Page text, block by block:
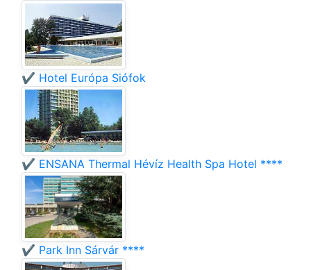
✔️ Hotel Európa Siófok
✔️ ENSANA Thermal Hévíz Health Spa Hotel ****
✔️ Park Inn Sárvár ****